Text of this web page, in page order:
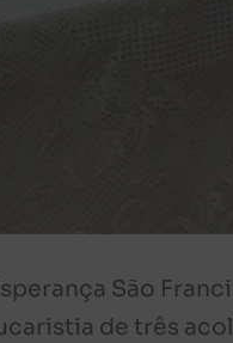
São
de três